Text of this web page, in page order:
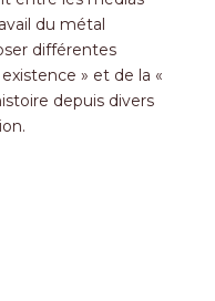
du métal
différentes
existence » et de la «
depuis divers